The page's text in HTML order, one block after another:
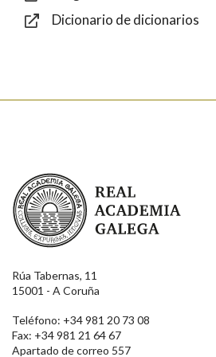
Dicionario de dicionarios
Real Academia Galega
Rúa Tabernas, 11
15001 - A Coruña
Teléfono: +34 981 20 73 08
Fax: +34 981 21 64 67
Apartado de correo 557